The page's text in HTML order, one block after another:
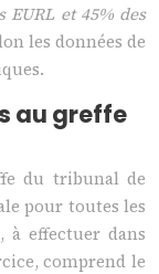
EURL et 45% des
les données de
au greffe
du tribunal de
pour toutes les
à effectuer dans
comprend le